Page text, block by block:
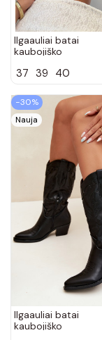
Ilgaauliai batai
kaubojiško
kulniukais juodos
37 39 40
−30%
Nauja
Ilgaauliai batai
kaubojiško